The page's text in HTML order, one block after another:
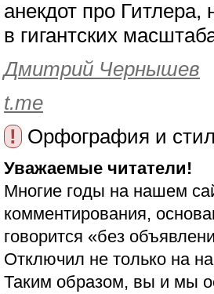
анекдот про
в гигантских
Дмитрий Чернышев
t.me
!
Орфография и
Уважаемые читатели!
Многие годы на нашем
комментирования,
говорится «без
Отключил не только на
Таким образом, вы и мы